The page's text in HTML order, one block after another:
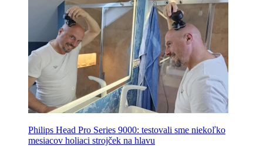
Philips Head Pro Series 9000: testovali sme niekoľko
mesiacov holiaci strojček na hlavu